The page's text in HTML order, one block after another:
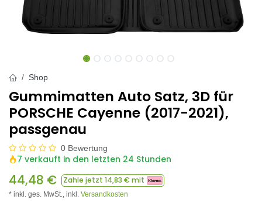
Shop
Gummimatten Auto Satz, 3D für
PORSCHE Cayenne (2017-2021),
passgenau
0 Bewertung
7 verkauft in den letzten 24 Stunden
44,48 € Zahle jetzt 14,83 € mit
* inkl. ges. MwSt., inkl. Versandkosten